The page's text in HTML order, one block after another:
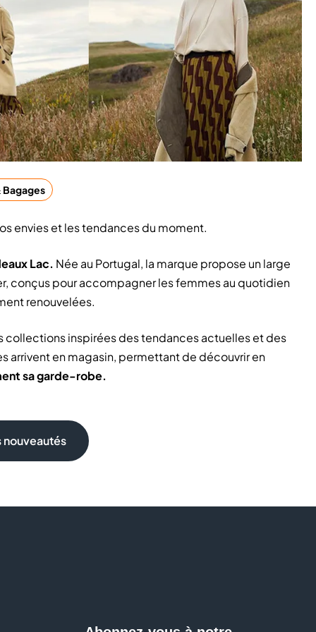
Bagages
envies et les tendances du moment.
Lac. Née au Portugal, la marque propose un large
conçus pour accompagner les femmes au quotidien
renouvelées.
collections inspirées des tendances actuelles et des
arrivent en magasin, permettant de découvrir en
sa garde-robe.
d’oreilles
nouveautés